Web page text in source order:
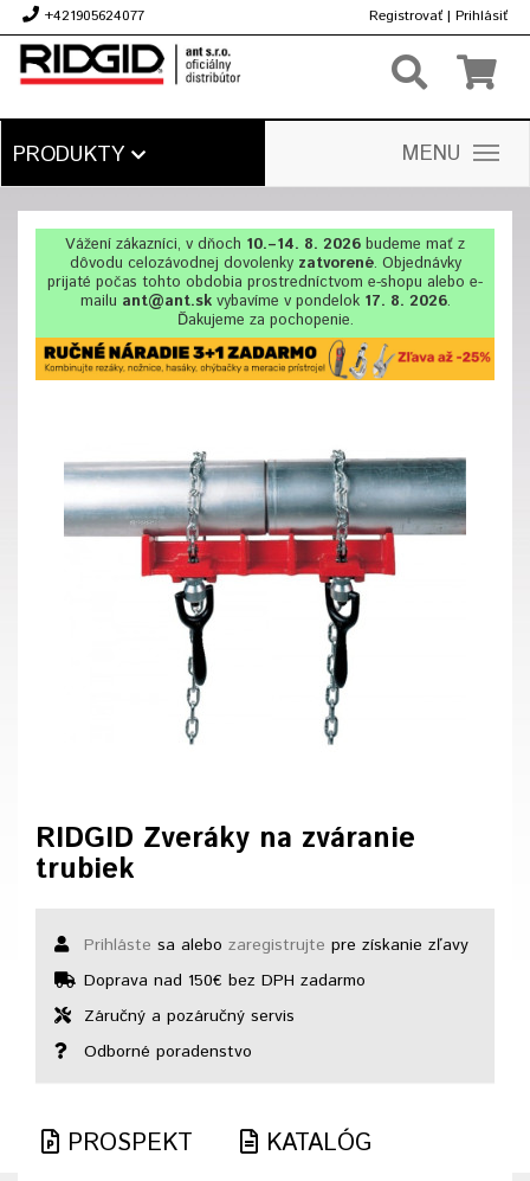
+421905624077 Registrovať | Prihlásiť
PRODUKTY MENU
Vážení zákazníci, v dňoch 10.–14. 8. 2026 budeme mať z
dôvodu celozávodnej dovolenkyzatvorené. Objednávky
prijaté počas tohto obdobia prostredníctvom e-shopu alebo e-
mailu ant@ant.skvybavíme v pondelok 17. 8. 2026.
Ďakujeme za pochopenie.
RIDGID Zveráky na zváranie
trubiek
Prihláste sa alebo zaregistrujte pre získanie zľavy
Doprava nad 150€ bez DPH zadarmo
Záručný a pozáručný servis
Odborné poradenstvo
PROSPEKT KATALÓG